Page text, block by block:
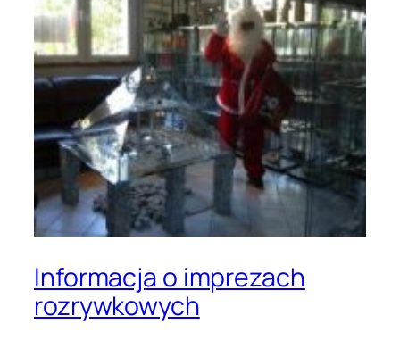
Informacja o imprezach
rozrywkowych